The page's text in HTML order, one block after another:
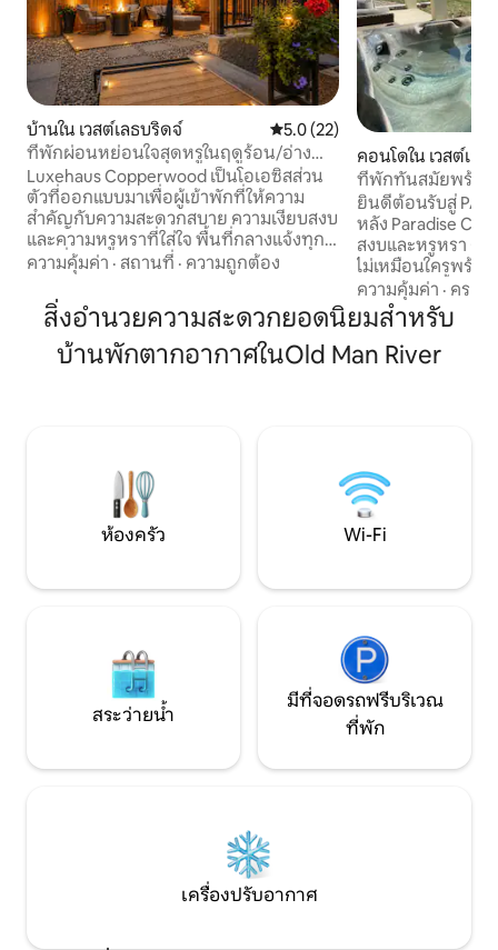
บ้านใน เวสต์เลธบริดจ์ คะแนนเฉลี่ย 5.0 จาก 5, 22 รีวิว
5.0 (22)
ที่พักผ่อนหย่อนใจสุดหรูในฤดูร้อน/อ่างน้ำ
ร้อน/โต๊ะก่อกองไฟ/เตียงคิงไซส์
Luxehaus Copperwood เป็นโอเอซิสส่วน
ตัวที่ออกแบบมาเพื่อผู้เข้าพักที่ให้ความ
สำคัญกับความสะดวกสบาย ความเงียบสงบ
และความหรูหราที่ใส่ใจ พื้นที่กลางแจ้งทุก
แห่งที่แสดงเป็นของคุณโดยเฉพาะ ไม่ต้องใช้
ปี • ศาลาส่วนตัว • โต๊ะดับเพลิง • บาร์บีคิว •
ลานส่วนตัว ข้างในขอให้สนุกกับ: • เตียงคิง
ไซส์ • เตาผิงไฟฟ้าที่อบอุ่น • ห้องครัวพร้อม
อุปกรณ์ครบครัน • ฝักบัวอาบน้ำแบบสาย
ความคุ้มค่า · สถานที่ · ความถูกต้อง
คอนโดใน เวสต์เล
ที่พักทันสมัยพร้อม
กอล์ฟและวิวสวย
ยินดีต้อนรับสู่
หลัง Paradise
สงบและหรูหรา ตั้
ไม่เหมือนใครพร้อ
ผ่อนในอ่างน้ำร้อ
นอกประตูห้องคุณ
ปรับปรุงใหม่และมี
อากาศ ห้องครัวเต็
ธรรมชาติ Wi-Fi ค
ความคุ้มค่า · ครอบ
สิ่งอำนวยความสะดวกยอดนิยมสำหรับ
บ้านพักตากอากาศในOld Man River
ห้องครัว Wi-Fi
สระว่ายน้ำ
มีที่จอดรถฟรีบริเวณ
ที่พัก
เครื่องปรับอากาศ